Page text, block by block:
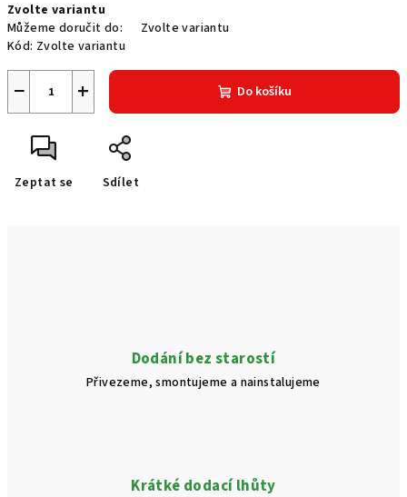
cena:
Zvolte variantu
Můžeme doručit do:
Zvolte variantu
Kód: Zvolte variantu
+
− Do košíku
Zeptat se Sdílet
Dodání bez starostí
Přivezeme, smontujeme a nainstalujeme
Krátké dodací lhůty